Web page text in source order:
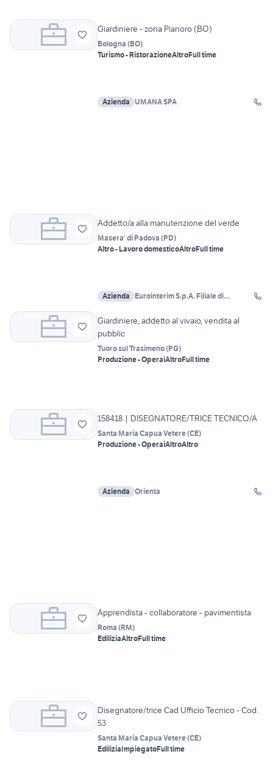
Giardiniere - zona Pianoro (BO)
Bologna (BO)
Turismo - RistorazioneAltroFull time
Azienda UMANA SPA
Addetto/a alla manutenzione del verde
Masera' di Padova (PD)
Altro - Lavoro domesticoAltroFull time
Azienda
Eurointerim S.p.A. Filiale di
Giardiniere, addetto al vivaio, vendita al
pubblic
Tuoro sul Trasimeno(PG)
Produzione - OperaiAltroFull time
158418 | DISEGNATORE/TRICE TECNICO/A
Santa Maria Capua Vetere(CE)
Produzione - OperaiAltroAltro
Azienda Orienta
Apprendista - collaboratore - pavimentista
Roma (RM)
EdiliziaAltroFull time
Disegnatore/trice Cad Ufficio Tecnico - Cod.
53
Santa Maria Capua Vetere(CE)
EdiliziaImpiegatoFull time